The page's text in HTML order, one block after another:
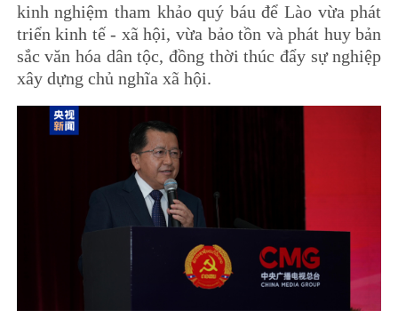
kinh nghiệm tham khảo quý báu để Lào vừa phát
triển kinh tế - xã hội, vừa bảo tồn và phát huy bản
sắc văn hóa dân tộc, đồng thời thúc đẩy sự nghiệp
xây dựng chủ nghĩa xã hội.